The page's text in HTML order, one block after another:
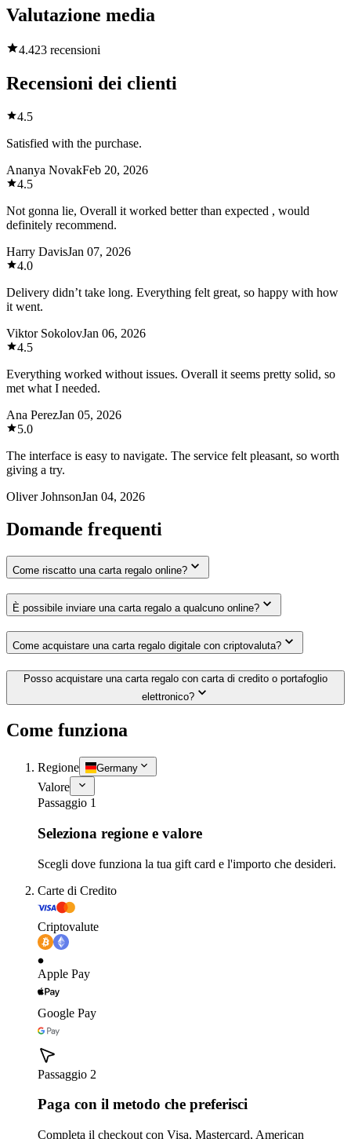
Valutazione media
4.423 recensioni
Recensioni dei clienti
4.5
Satisfied with the purchase.
Ananya NovakFeb 20, 2026
4.5
Not gonna lie, Overall it worked better than expected , would
definitely recommend.
Harry DavisJan 07, 2026
4.0
Delivery didn’t take long. Everything felt great, so happy with how
it went.
Viktor SokolovJan 06, 2026
4.5
Everything worked without issues. Overall it seems pretty solid, so
met what I needed.
Ana PerezJan 05, 2026
5.0
The interface is easy to navigate. The service felt pleasant, so worth
giving a try.
Oliver JohnsonJan 04, 2026
Domande frequenti
Come riscatto una carta regalo online?
È possibile inviare una carta regalo a qualcuno online?
Come acquistare una carta regalo digitale con criptovaluta?
Posso acquistare una carta regalo con carta di credito o portafoglio
elettronico?
Come funziona
Regione Germany
Valore
Passaggio 1
Seleziona regione e valore
Scegli dove funziona la tua gift card e l'importo che desideri.
Carte di Credito
Criptovalute
Apple Pay
Google Pay
Passaggio 2
Paga con il metodo che preferisci
Completa il checkout con Visa, Mastercard, American